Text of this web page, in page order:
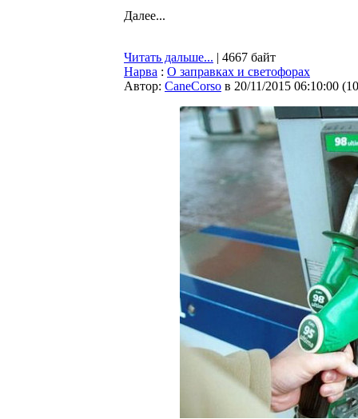
Далее...
Читать дальше... | 4667 байт
Нарва : О заправках и светофорах
Автор: CaneCorso в 20/11/2015 06:10:00 (